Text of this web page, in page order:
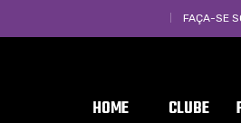
FAÇA-SE
HOME CLUBE